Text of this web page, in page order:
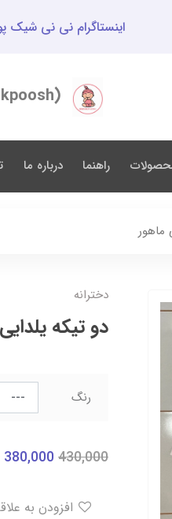
اینستاگرام نی نی شیک
(NINI shikpoosh) نی نی شیک پوش
راهنما درباره ما
ماهور
دخترانه
دو تیکه
رنگ
430,000
380,000